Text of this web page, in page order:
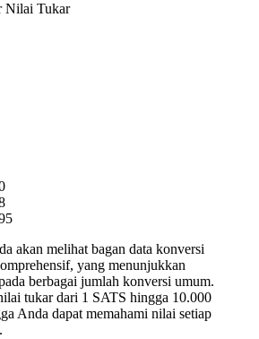
Nilai Tukar
akan melihat bagan data konversi
yang menunjukkan
berbagai jumlah konversi umum.
tukar dari 1 SATS hingga 10.000
Anda dapat memahami nilai setiap